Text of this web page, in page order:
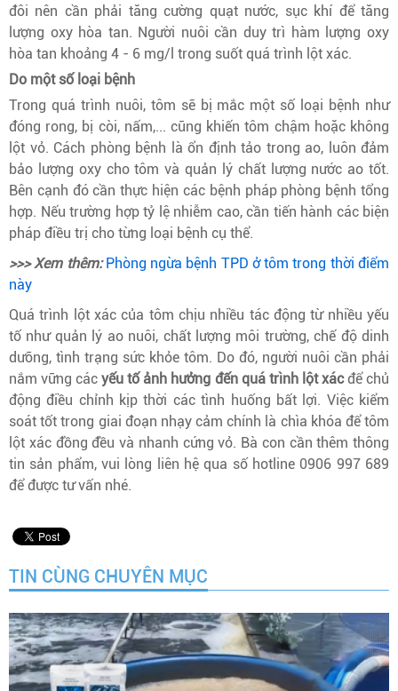
đôi nên cần phải tăng cường quạt nước, sục khí để tăng
lượng oxy hòa tan. Người nuôi cần duy trì hàm lượng oxy
hòa tan khoảng 4 - 6 mg/l trong suốt quá trình lột xác.
Do một số loại bệnh
Trong quá trình nuôi, tôm sẽ bị mắc một số loại bệnh như
đóng rong, bị còi, nấm,... cũng khiến tôm chậm hoặc không
lột vỏ. Cách phòng bệnh là ổn định tảo trong ao, luôn đảm
bảo lượng oxy cho tôm và quản lý chất lượng nước ao tốt.
Bên cạnh đó cần thực hiện các bệnh pháp phòng bệnh tổng
hợp. Nếu trường hợp tỷ lệ nhiễm cao, cần tiến hành các biện
pháp điều trị cho từng loại bệnh cụ thể.
>>> Xem thêm: Phòng ngừa bệnh TPD ở tôm trong thời điểm
này
Quá trình lột xác của tôm chịu nhiều tác động từ nhiều yếu
tố như quản lý ao nuôi, chất lượng môi trường, chế độ dinh
dưỡng, tình trạng sức khỏe tôm. Do đó, người nuôi cần phải
nắm vững cácyếu tố ảnh hưởng đến quá trình lột xácđể chủ
động điều chỉnh kịp thời các tình huống bất lợi. Việc kiểm
soát tốt trong giai đoạn nhạy cảm chính là chìa khóa để tôm
lột xác đồng đều và nhanh cứng vỏ. Bà con cần thêm thông
tin sản phẩm, vui lòng liên hệ qua số hotline 0906 997 689
để được tư vấn nhé.
TIN CÙNG CHUYÊN MỤC